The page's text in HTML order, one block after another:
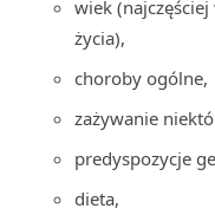
wiek
życia),
choroby ogólne,
zażywanie
predyspozycje
dieta,